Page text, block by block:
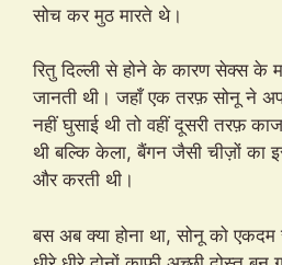
सोच कर मुठ मारते थे।
रितु दिल्ली से होने के कारण सेक्स के
जानती थी। जहाँ एक तरफ़ सोनू ने
नहीं घुसाई थी तो वहीं दूसरी तरफ़
थी बल्कि केला, बैंगन जैसी चीज़ों का
और करती थी।
बस अब क्या होना था, सोनू को